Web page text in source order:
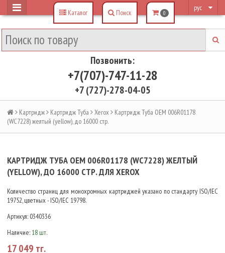
рус
Позвонить:
+7(707)-747-11-28
+7 (727)-278-04-05
Каталог Поиск 0
Картридж Картридж Туба Xerox
Картридж Туба OEM 006R01178
(WC7228) желтый (yellow), до 16000 стр.
КАРТРИДЖ ТУБА OEM 006R01178 (WC7228) ЖЕЛТЫЙ
(YELLOW), ДО 16000 СТР. ДЛЯ XEROX
Количество страниц для монохромных картриджей указано по стандарту ISO/IEC
19752, цветных - ISO/IEC 19798.
Артикул: 0340336
Наличие: 18 шт.
17 049 тг.